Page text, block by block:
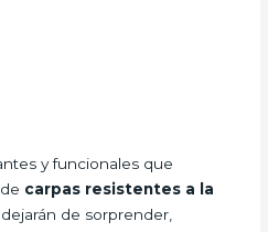
y funcionales que
carpas resistentes a la
de sorprender,